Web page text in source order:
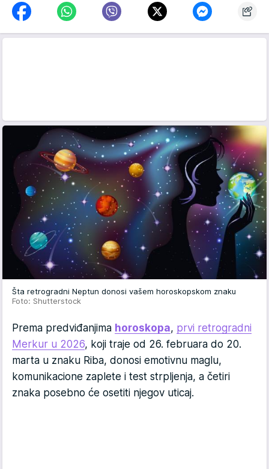
Šta retrogradni Neptun donosi vašem horoskopskom znaku
Foto: Shutterstock
Prema predviđanjima horoskopa, prvi retrogradni
Merkur u 2026, koji traje od 26. februara do 20.
marta u znaku Riba, donosi emotivnu maglu,
komunikacione zaplete i test strpljenja, a četiri
znaka posebno će osetiti njegov uticaj.